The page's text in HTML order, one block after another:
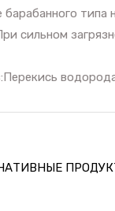
барабанного типа
сильном